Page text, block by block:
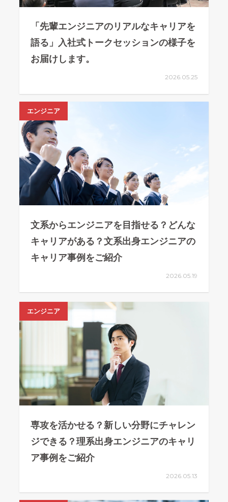
「先輩エンジニアのリアルなキャリアを
語る」入社式トークセッションの様子を
お届けします。
2026.05.25
エンジニア
文系からエンジニアを目指せる？どんな
キャリアがある？文系出身エンジニアの
キャリア事例をご紹介
2026.05.19
エンジニア
専攻を活かせる？新しい分野にチャレン
ジできる？理系出身エンジニアのキャリ
ア事例をご紹介
2026.05.13